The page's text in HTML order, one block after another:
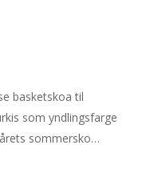
basketskoa til
som yndlingsfarge
sommersko…